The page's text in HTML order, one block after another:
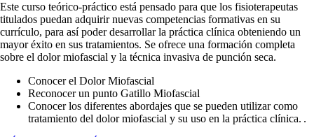
Este curso teórico-práctico está pensado para que los fisioterapeutas
titulados puedan adquirir nuevas competencias formativas en su
currículo, para así poder desarrollar la práctica clínica obteniendo un
mayor éxito en sus tratamientos. Se ofrece una formación completa
sobre el dolor miofascial y la técnica invasiva de punción seca.
Conocer el Dolor Miofascial
Reconocer un punto Gatillo Miofascial
Conocer los diferentes abordajes que se pueden utilizar como
tratamiento del dolor miofascial y su uso en la práctica clínica. .